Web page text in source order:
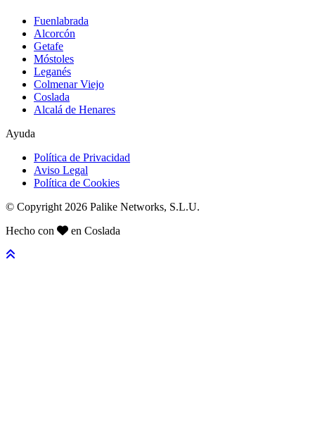
Fuenlabrada
Alcorcón
Getafe
Móstoles
Leganés
Colmenar Viejo
Coslada
Alcalá de Henares
Ayuda
Política de Privacidad
Aviso Legal
Política de Cookies
© Copyright 2026 Palike Networks, S.L.U.
Hecho con
en Coslada